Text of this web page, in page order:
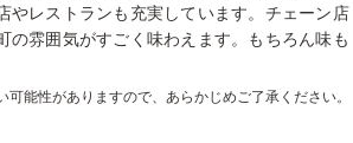
やレストランも充実しています。チェーン店
雰囲気がすごく味わえます。もちろん味も
能性がありますので、あらかじめご了承ください。